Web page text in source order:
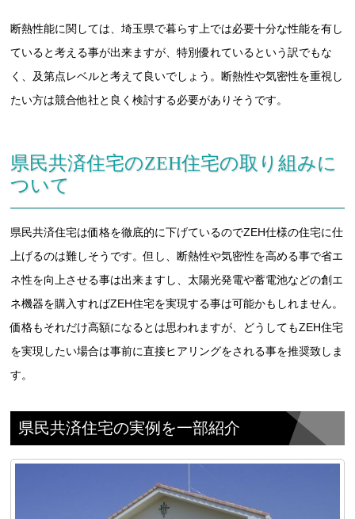
断熱性能に関しては、埼玉県で暮らす上では必要十分な性能を有し
ていると考える事が出来ますが、特別優れているという訳でもな
く、及第点レベルと考えて良いでしょう。断熱性や気密性を重視し
たい方は競合他社と良く検討する必要がありそうです。
県民共済住宅のZEH住宅の取り組みに
ついて
県民共済住宅は価格を徹底的に下げているのでZEH仕様の住宅に仕
上げるのは難しそうです。但し、断熱性や気密性を高める事で省エ
ネ性を向上させる事は出来ますし、太陽光発電や蓄電池などの創エ
ネ機器を購入すればZEH住宅を実現する事は可能かもしれません。
価格もそれだけ高額になるとは思われますが、どうしてもZEH住宅
を実現したい場合は事前に直接ヒアリングをされる事を推奨致しま
す。
県民共済住宅の実例を一部紹介